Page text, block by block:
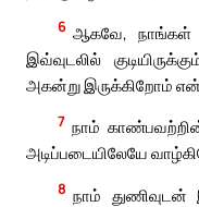
6 ஆகவே, நாங்கள்
இவ்வுடலில்
அகன்று இருக்கிறோம்
7 நாம்
அடிப்படையிலேயே
8 நாம் துணிவுடன்